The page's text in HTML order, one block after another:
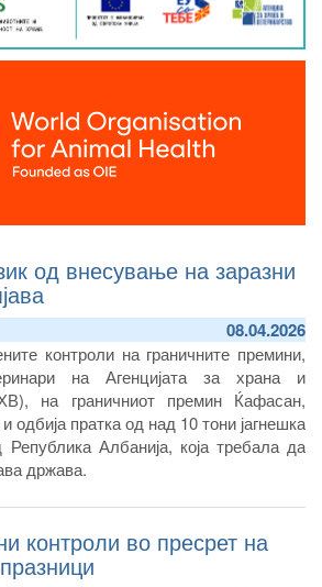
од внесување на заразни
08.04.2026
контроли на граничните премини,
на Агенцијата за храна и
на граничниот премин Ќафасан,
одбија пратка од над 10 тони јагнешка
Албанија, која требала да
држава.
контроли во пресрет на